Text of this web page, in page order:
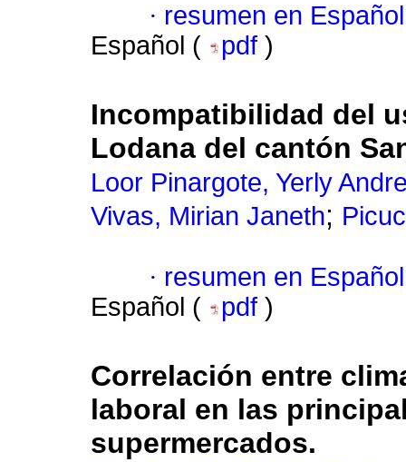
· resumen en Español
Español (
pdf )
Incompatibilidad del
Lodana del cantón
Loor Pinargote, Yerly
Vivas, Mirian Janeth;
· resumen en Español
Español (
pdf )
Correlación entre
laboral en las
supermercados.